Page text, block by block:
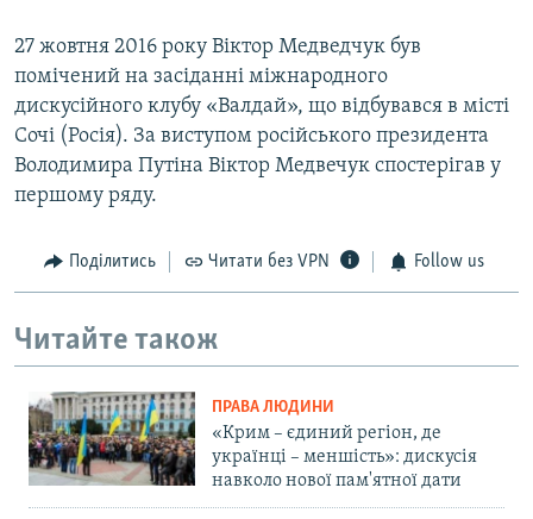
27 жовтня 2016 року Віктор Медведчук був
помічений на засіданні міжнародного
дискусійного клубу «Валдай», що відбувався в місті
Сочі (Росія). За виступом російського президента
Володимира Путіна Віктор Медвечук спостерігав у
першому ряду.
Поділитись Читати без VPN Follow us
Читайте також
ПРАВА ЛЮДИНИ
«Крим – єдиний регіон, де
українці – меншість»: дискусія
навколо нової пам'ятної дати